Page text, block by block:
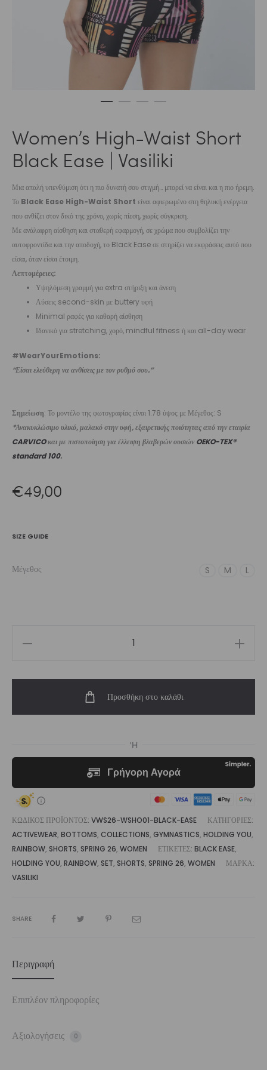
Women’s High-Waist Short
Black Ease | Vasiliki
Μια απαλή υπενθύμιση ότι η πιο δυνατή σου στιγμή… μπορεί να είναι και η πιο ήρεμη.
Το Black Ease High-Waist Short είναι αφιερωμένο στη θηλυκή ενέργεια
που ανθίζει στον δικό της χρόνο, χωρίς πίεση, χωρίς σύγκριση.
Με ανάλαφρη αίσθηση και σταθερή εφαρμογή, σε χρώμα που συμβολίζει την
αυτοφροντίδα και την αποδοχή, το Black Ease σε στηρίζει να εκφράσεις αυτό που
είσαι, όταν είσαι έτοιμη.
Λεπτομέρειες:
Υψηλόμεση γραμμή για extra στήριξη και άνεση
Λύσεις second-skin με buttery υφή
Minimal ραφές για καθαρή αίσθηση
Ιδανικό για stretching, χορό, mindful fitness ή και all-day wear
#WearYourEmotions:
“Είσαι ελεύθερη να ανθίσεις με τον ρυθμό σου.”
Σημείωση: Το μοντέλο της φωτογραφίας είναι 1.78 ύψος με Μέγεθος: S
*Ανακυκλώσιμο υλικό, μαλακό στην υφή, εξαιρετικής ποιότητας από την εταιρία
CARVICOκαι με πιστοποίηση για έλλειψη βλαβερών ουσιών OEKO-TEX®
standard 100.
€49,00
SIZE GUIDE
Μέγεθος S M L
Black
Προσθήκη στο καλάθι
ΚΩΔΙΚΌΣ ΠΡΟΪΌΝΤΟΣ: VWS26-WSHO01-BLACK-EASE
ΚΑΤΗΓΟΡΊΕΣ:
ACTIVEWEAR, BOTTOMS, COLLECTIONS, GYMNASTICS, HOLDING YOU,
RAINBOW, SHORTS, SPRING 26, WOMEN ΕΤΙΚΈΤΕΣ: BLACK EASE,
HOLDING YOU, RAINBOW, SET, SHORTS, SPRING 26, WOMEN
ΜΆΡΚΑ:
VASILIKI
SHARE
Περιγραφή
Επιπλέον πληροφορίες
Αξιολογήσεις 0